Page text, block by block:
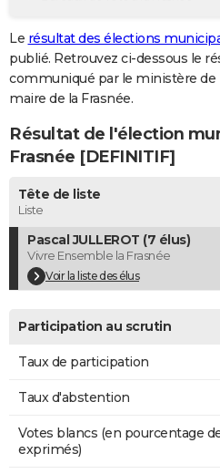
GUIDES D'ACHAT
BONS PLANS
CARTE DE VOEUX
Carte de Noël
Carte Bonne année
Carte Saint-Valentin
Carte Pâques
Carte d'anniversaire
DICTIONNAIRE
Dictionnaire
Biographies
Citations
Expressions
Proverbes
PROGRAMME TV
COPAINS D'AVANT
S'inscrire
Se connecter
Lycées
Collèges
Primaires
Universités
Entreprises
Service militaire
Avis de recherche
AVIS DE DÉCÈS
FORUM
Le résultat des élections
publié. Retrouvez ci-dessous le
communiqué par le ministère de
maire de la Frasnée.
Résultat de l'élection
Frasnée [DEFINITIF]
Tête de liste
Liste
Pascal JULLEROT (7 élus)
Vivre Ensemble la Frasnée
Voir la liste des élus
Participation au scrutin
Taux de participation
Taux d'abstention
Votes blancs (en pourcentage
exprimés)